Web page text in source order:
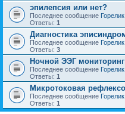
эпилепсия или нет?
Последнее сообщение
Ответы: 1
Диагностика
Последнее сообщение
Ответы: 3
Ночной ЭЭГ мониторинг
Последнее сообщение
Ответы: 1
Микротоковая
Последнее сообщение
Ответы: 1